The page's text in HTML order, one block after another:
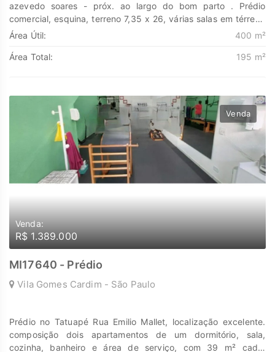
azevedo soares - próx. ao largo do bom parto . Prédio
comercial, esquina, terreno 7,35 x 26, várias salas em térreo ,
salão amplo com banheiro no pavimento superior. Localização
Descubra o poder de Transformar seus sonhos em lares e
o lugar onde sua história irá brilhar.
www.marengoimoveis.com.br 11-99203-8087
Área Útil: 400 m²
Área Total: 195 m²
Venda
Venda:
R$ 1.389.000
MI17640 - Prédio
Vila Gomes Cardim - São Paulo
Prédio no Tatuapé Rua Emilio Mallet, localização excelente.
composição dois apartamentos de um dormitório, sala,
cozinha, banheiro e área de serviço, com 39 m² cada,